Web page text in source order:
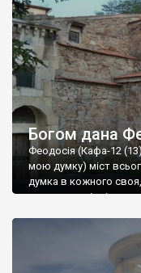
Богом дана
Феодосія (Кафа-12
мою думку) міст
думка в кожного
запрошую відвідати